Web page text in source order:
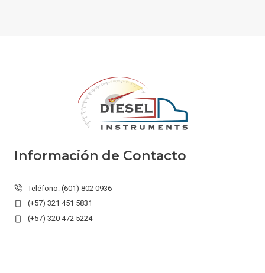
Información de Contacto
Teléfono: (601) 802 0936
(+57) 321 451 5831
(+57) 320 472 5224